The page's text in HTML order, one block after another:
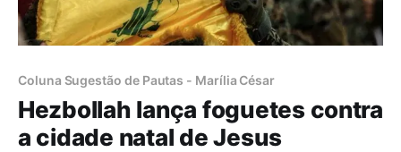
Coluna Sugestão de Pautas - Marília César
Hezbollah lança foguetes contra
a cidade natal de Jesus